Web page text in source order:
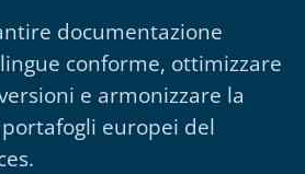
documentazione
conforme, ottimizzare
e armonizzare la
europei del